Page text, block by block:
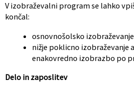
V izobraževalni program se lahko
končal:
osnovnošolsko
nižje poklicno izobraževanje
enakovredno izobrazbo po
Delo in zaposlitev